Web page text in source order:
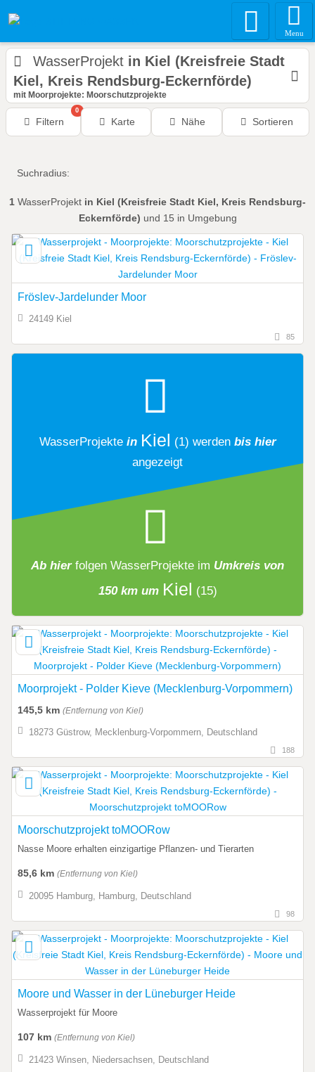
Menu
WasserProjekt in Kiel (Kreisfreie Stadt
Kiel, Kreis Rendsburg-Eckernförde)
mit Moorprojekte: Moorschutzprojekte
Filtern
0
Karte Nähe Sortieren
Suchradius:
1 WasserProjekt in Kiel (Kreisfreie Stadt Kiel, Kreis Rendsburg-
Eckernförde) und 15 in Umgebung
Fröslev-Jardelunder Moor
24149 Kiel
85
WasserProjekte in Kiel (1) werden bis hier
angezeigt
Ab hier folgen WasserProjekte im Umkreis von
150 km um Kiel (15)
Moorprojekt - Polder Kieve (Mecklenburg-Vorpommern)
145,5 km (Entfernung von Kiel)
18273 Güstrow, Mecklenburg-Vorpommern, Deutschland
188
Moorschutzprojekt toMOORow
Nasse Moore erhalten einzigartige Pflanzen- und Tierarten
85,6 km (Entfernung von Kiel)
20095 Hamburg, Hamburg, Deutschland
98
Moore und Wasser in der Lüneburger Heide
Wasserprojekt für Moore
107 km (Entfernung von Kiel)
21423 Winsen, Niedersachsen, Deutschland